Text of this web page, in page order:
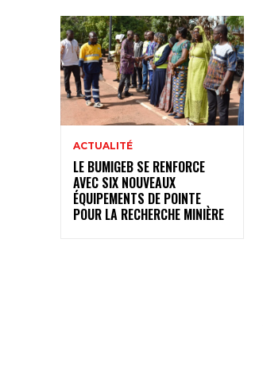
ACTUALITÉ
LE BUMIGEB SE RENFORCE
AVEC SIX NOUVEAUX
ÉQUIPEMENTS DE POINTE
POUR LA RECHERCHE MINIÈRE